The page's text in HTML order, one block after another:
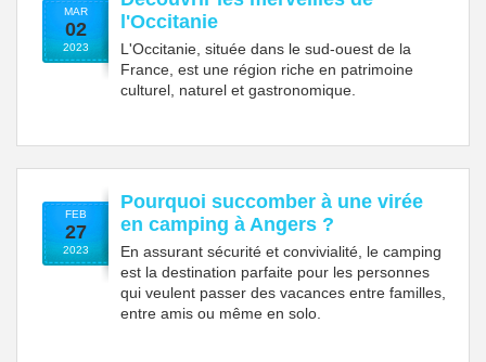
MAR
02
2023
l'Occitanie
L'Occitanie, située dans le sud-ouest de la
France, est une région riche en patrimoine
culturel, naturel et gastronomique.
FEB
27
2023
Pourquoi succomber à une virée
en camping à Angers ?
En assurant sécurité et convivialité, le camping
est la destination parfaite pour les personnes
qui veulent passer des vacances entre familles,
entre amis ou même en solo.